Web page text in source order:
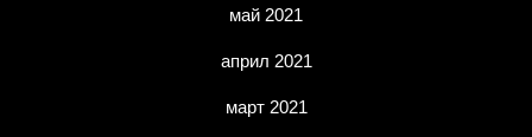
май 2021
април 2021
март 2021